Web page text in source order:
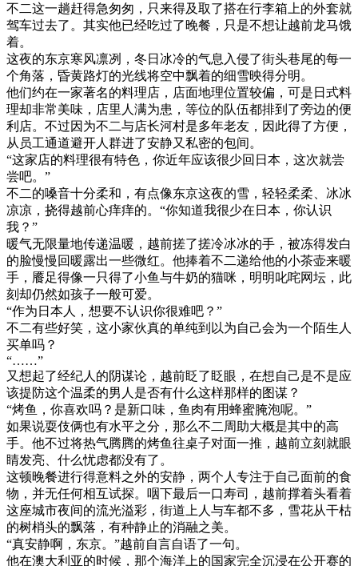
不二这一趟赶得急匆匆，只来得及取了搭在行李箱上的外套就
驾车过去了。其实他已经吃过了晚餐，只是不想让越前龙马饿
着。
这夜的东京寒风凛冽，冬日冰冷的气息入侵了街头巷尾的每一
个角落，昏黄路灯的光线将空中飘着的细雪映得分明。
他们约在一家著名的料理店，店面地理位置较偏，可是日式料
理却非常美味，店里人满为患，等位的队伍都排到了旁边的便
利店。不过因为不二与店长河村是多年老友，因此得了方便，
从员工通道避开人群进了安静又私密的包间。
“这家店的料理很有特色，你近年应该很少回日本，这次就尝
尝吧。”
不二的嗓音十分柔和，有点像东京这夜的雪，轻轻柔柔、冰冰
凉凉，挠得越前心痒痒的。“你知道我很少在日本，你认识
我？”
暖气无限量地传递温暖，越前搓了搓冷冰冰的手，被冻得发白
的脸慢慢回暖露出一些微红。他捧着不二递给他的小茶壶来暖
手，餍足得像一只得了小鱼与牛奶的猫咪，明明叱咤网坛，此
刻却仍然如孩子一般可爱。
“作为日本人，想要不认识你很难吧？”
不二有些好笑，这小家伙真的单纯到以为自己会为一个陌生人
买单吗？
“……”
又想起了经纪人的阴谋论，越前眨了眨眼，在想自己是不是应
该提防这个温柔的男人是否有什么这样那样的图谋？
“烤鱼，你喜欢吗？是新口味，鱼肉有用蜂蜜腌泡呢。”
如果说耍伎俩也有水平之分，那么不二周助大概是其中的高
手。他不过将热气腾腾的烤鱼往桌子对面一推，越前立刻就眼
睛发亮、什么忧虑都没有了。
这顿晚餐进行得意料之外的安静，两个人专注于自己面前的食
物，并无任何相互试探。咽下最后一口寿司，越前撑着头看着
这座城市夜间的流光溢彩，街道上人与车都不多，雪花从干枯
的树梢头的飘落，有种静止的消融之美。
“真安静啊，东京。”越前自言自语了一句。
他在澳大利亚的时候，那个海洋上的国家完全沉浸在公开赛的